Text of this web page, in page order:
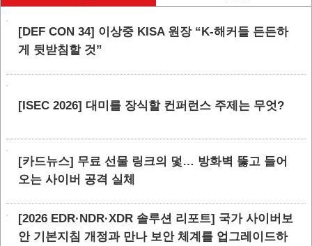
[DEF CON 34] 이상중 KISA 원장 “K-해커들 든든하
게 뒷받침할 것”
[ISEC 2026] 대미를 장식할 컨퍼런스 주제는 무엇?
[카드뉴스] 무료 선물 링크의 덫… 방화벽 뚫고 들어
오는 사이버 공격 실체
[2026 EDR·NDR·XDR 솔루션 리포트] 국가 사이버보
안 기본지침 개정과 만나 보안 체계를 업그레이드하